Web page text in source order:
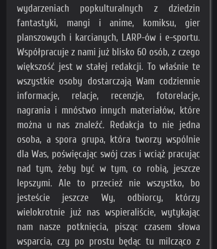
wydarzeniach popkulturalnych z dziedzin
fantastyki, mangi i anime, komiksu, gier
planszowych i karcianych, LARP-ów i e-sportu.
Współpracuje z nami już blisko 60 osób, z czego
większość jest w stałej redakcji. To właśnie te
wszystkie osoby dostarczają Wam codziennie
informacje, relacje, recenzje, fotorelacje,
nagrania i mnóstwo innych materiałów, które
można u nas znaleźć. Redakcja to nie jedna
osoba, a spora grupa, która tworzy wspólnie
dla Was, poświęcając swój czas i wciąż pracując
nad tym, żeby być w tym, co robią, jeszcze
lepszymi. Ale to przecież nie wszystko, bo
jesteście jeszcze Wy, odbiorcy, którzy
wielokrotnie już nas wspieraliście, wytykając
nam nasze potknięcia, pisząc czasem słowa
wsparcia, czy po prostu będąc tu milcząco z